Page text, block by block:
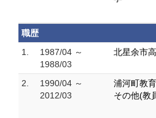
職歴
1.
1987/04 ～
1988/03
北星余市
2.
1990/04 ～
2012/03
浦河町教
その他(教